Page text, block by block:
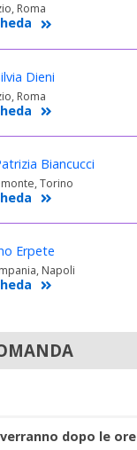
Roma
Dieni
Roma
Biancucci
Torino
Erpete
Napoli
dopo le ore